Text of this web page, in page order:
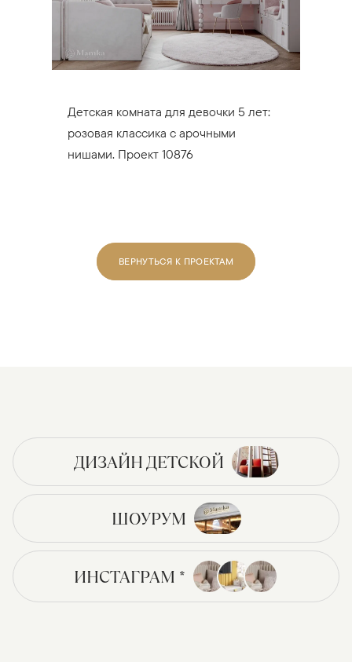
Детская комната для девочки 5 лет:
розовая классика с арочными
нишами. Проект 10876
ВЕРНУТЬСЯ К ПРОЕКТАМ
ДИЗАЙН ДЕТСКОЙ
ШОУРУМ
ИНСТАГРАМ *